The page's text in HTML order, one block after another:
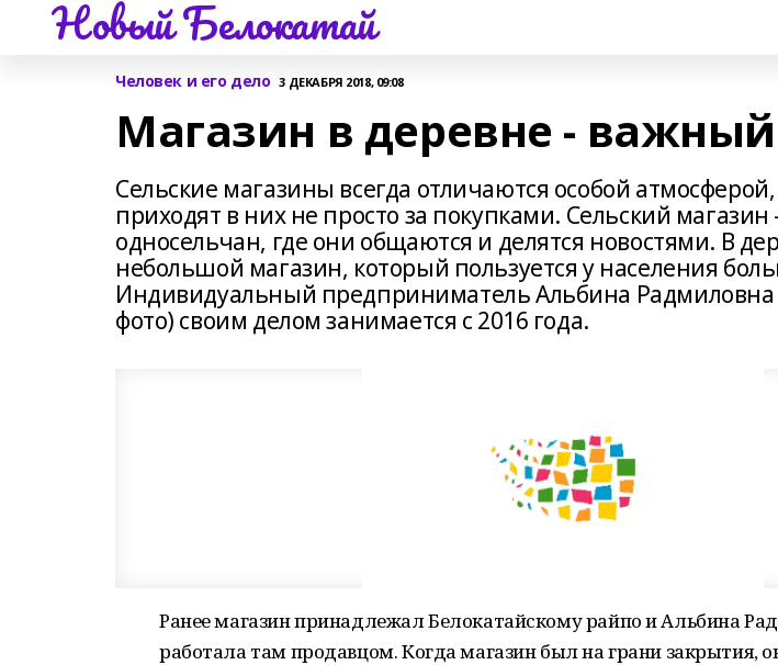
Новый Белокатай
Человек и его дело 3 ДЕКАБРЯ 2018, 09:08
Магазин в деревне -
Сельские магазины всегда отличаются особой
приходят в них не просто за покупками. Сельский магазин
односельчан, где они общаются и делятся новостями. В
небольшой магазин, который пользуется у населения
Индивидуальный предприниматель Альбина
фото) своим делом занимается с 2016 года.
Ранее магазин принадлежал Белокатайскому райпо и Альбина
работала там продавцом. Когда магазин был на грани закрытия,